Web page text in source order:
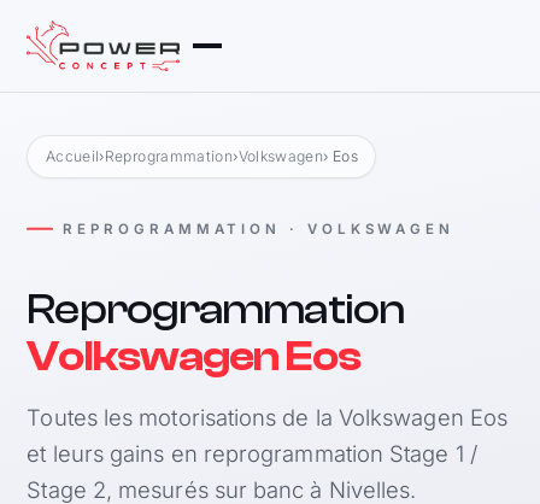
Accueil›Reprogrammation›Volkswagen› Eos
REPROGRAMMATION · VOLKSWAGEN
Reprogrammation
Volkswagen Eos
Toutes les motorisations de la Volkswagen Eos
et leurs gains en reprogrammation Stage 1 /
Stage 2, mesurés sur banc à Nivelles.